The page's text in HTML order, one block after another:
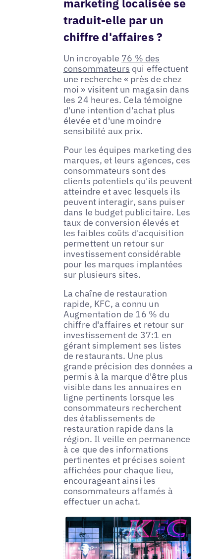
traduit-elle par un
chiffre d'affaires ?
Un incroyable 76 % des
consommateurs qui effectuent
une recherche « près de chez
moi » visitent un magasin dans
les 24 heures. Cela témoigne
d'une intention d'achat plus
élevée et d'une moindre
sensibilité aux prix.
Pour les équipes marketing des
marques, et leurs agences, ces
consommateurs sont des
clients potentiels qu'ils peuvent
atteindre et avec lesquels ils
peuvent interagir, sans puiser
dans le budget publicitaire. Les
taux de conversion élevés et
les faibles coûts d'acquisition
permettent un retour sur
investissement considérable
pour les marques implantées
sur plusieurs sites.
La chaîne de restauration
rapide, KFC, a connu un
Augmentation de 16 % du
chiffre d'affaires et retour sur
investissement de 37:1 en
gérant simplement ses listes
de restaurants. Une plus
grande précision des données a
permis à la marque d'être plus
visible dans les annuaires en
ligne pertinents lorsque les
consommateurs recherchent
des établissements de
restauration rapide dans la
région. Il veille en permanence
à ce que des informations
pertinentes et précises soient
affichées pour chaque lieu,
encourageant ainsi les
consommateurs affamés à
effectuer un achat.